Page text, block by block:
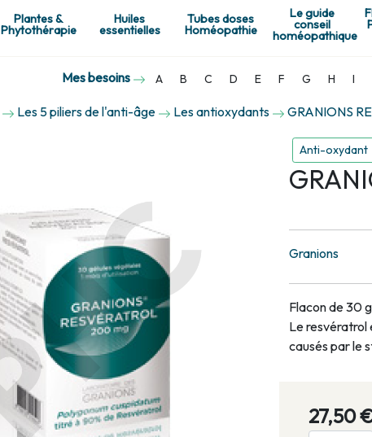
Plantes &
Phytothérapie
Huiles
essentielles
Tubes doses
Homéopathie
Le guide
conseil
homéopathique
Mes besoins A B C D E F G H I
Les 5 piliers de l'anti-âge Les antioxydants GRANIONS
Anti-oxydant
Granions
Flacon de 30
Le resvératrol
causés par le
27,50